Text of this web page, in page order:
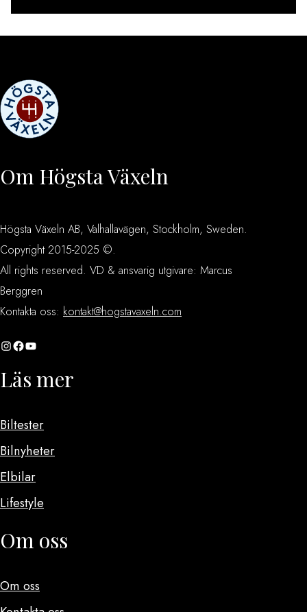
Om Högsta Växeln
Högsta Växeln AB, Valhallavägen, Stockholm, Sweden.
Copyright 2015-2025 ©.
All rights reserved. VD & ansvarig utgivare: Marcus
Berggren
Kontakta oss: kontakt@hogstavaxeln.com
InstagramFacebook YouTube
Läs mer
Biltester
Bilnyheter
Elbilar
Lifestyle
Om oss
Om oss